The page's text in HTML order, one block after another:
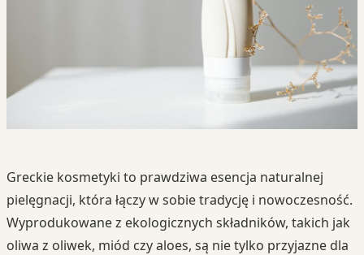
Greckie kosmetyki to prawdziwa esencja naturalnej
pielęgnacji, która łączy w sobie tradycję i nowoczesność.
Wyprodukowane z ekologicznych składników, takich jak
oliwa z oliwek, miód czy aloes, są nie tylko przyjazne dla